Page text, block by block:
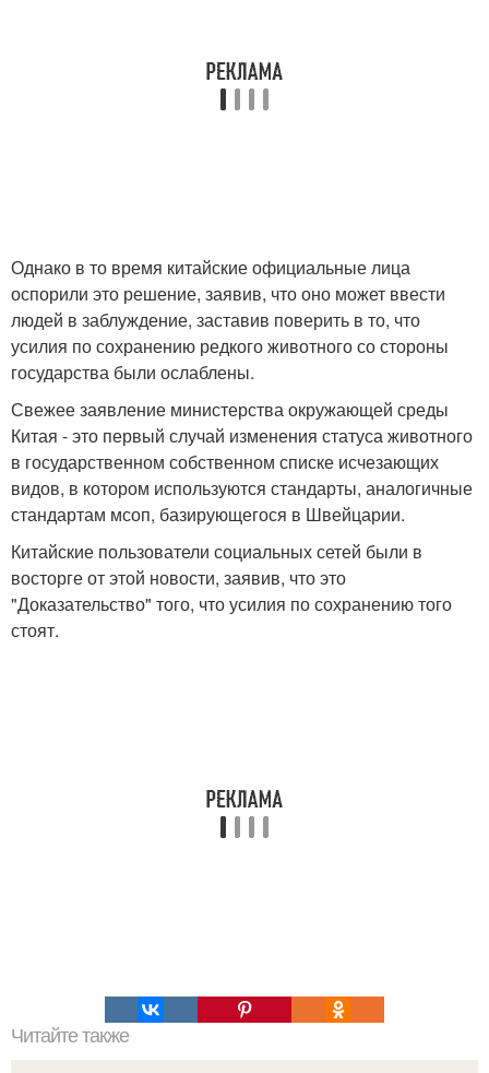
Однако в то время китайские официальные лица
оспорили это решение, заявив, что оно может ввести
людей в заблуждение, заставив поверить в то, что
усилия по сохранению редкого животного со стороны
государства были ослаблены.
Свежее заявление министерства окружающей среды
Китая - это первый случай изменения статуса животного
в государственном собственном списке исчезающих
видов, в котором используются стандарты, аналогичные
стандартам мсоп, базирующегося в Швейцарии.
Китайские пользователи социальных сетей были в
восторге от этой новости, заявив, что это
"Доказательство" того, что усилия по сохранению того
стоят.
Читайте также